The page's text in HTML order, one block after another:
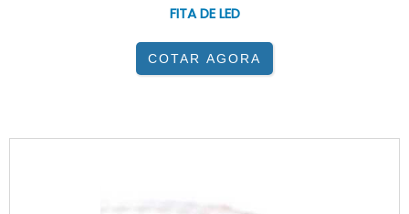
FITA DE LED
COTAR AGORA